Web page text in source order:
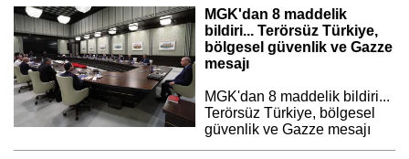
MGK'dan 8 maddelik
bildiri... Terörsüz Türkiye,
bölgesel güvenlik ve Gazze
mesajı
MGK'dan 8 maddelik bildiri...
Terörsüz Türkiye, bölgesel
güvenlik ve Gazze mesajı